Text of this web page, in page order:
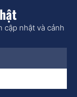
cập nhật và cảnh